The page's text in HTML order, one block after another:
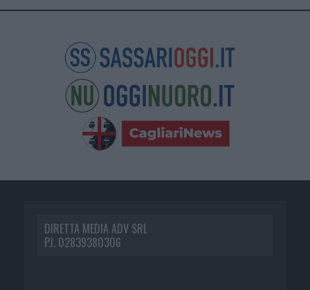
DIRETTA MEDIA ADV SRL
P.I. 02839380306